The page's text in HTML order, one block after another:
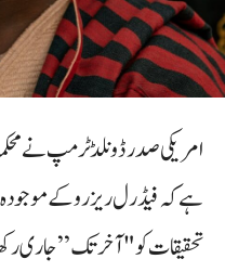
امریکی صدر ڈونلڈ ٹرمپ نے
ہے کہ فیڈرل ریزرو کے
تحقیقات کو "آخر تک” جاری